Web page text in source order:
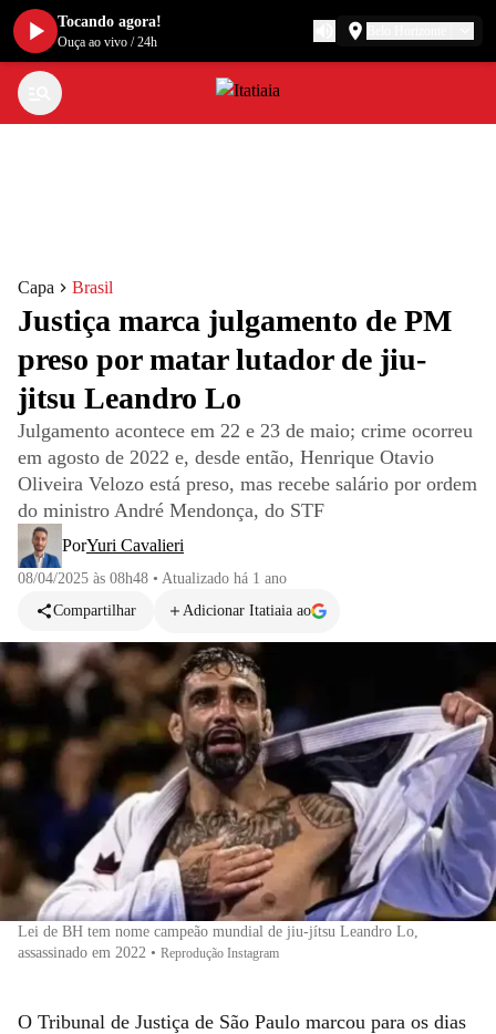
Capa Brasil
Justiça marca julgamento de PM
preso por matar lutador de jiu-
jitsu Leandro Lo
Julgamento acontece em 22 e 23 de maio; crime ocorreu
em agosto de 2022 e, desde então, Henrique Otavio
Oliveira Velozo está preso, mas recebe salário por ordem
do ministro André Mendonça, do STF
PorYuri Cavalieri
08/04/2025 às 08h48 • Atualizado há 1 ano
Compartilhar
Adicionar Itatiaia ao
Lei de BH tem nome campeão mundial de jiu-jítsu Leandro Lo,
assassinado em 2022 • Reprodução Instagram
O Tribunal de Justiça de São Paulo marcou para os dias
Tocando agora!
Ouça ao vivo /24h